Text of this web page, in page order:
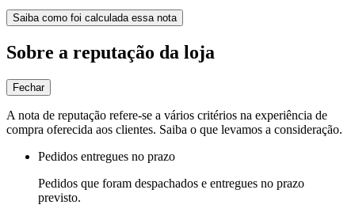
Saiba como foi calculada essa nota
Sobre a reputação da loja
Fechar
A nota de reputação refere-se a vários critérios na experiência de
compra oferecida aos clientes. Saiba o que levamos a consideração.
Pedidos entregues no prazo
Pedidos que foram despachados e entregues no prazo
previsto.